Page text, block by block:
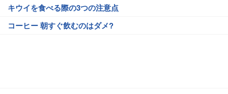
キウイを食べる際の3つの注意点
コーヒー 朝すぐ飲むのはダメ?